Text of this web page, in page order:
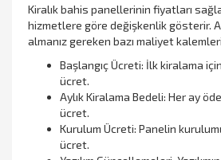
Kiralık bahis panellerinin fiyatları
hizmetlere göre değişkenlik gösterir.
almanız gereken bazı maliyet
Başlangıç Ücreti: İlk kiralama
ücret.
Aylık Kiralama Bedeli: Her ay
ücret.
Kurulum Ücreti: Panelin
ücret.